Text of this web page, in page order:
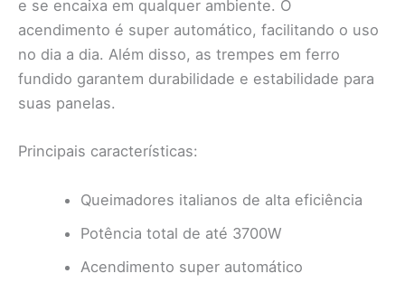
e se encaixa em qualquer ambiente. O
acendimento é super automático, facilitando o uso
no dia a dia. Além disso, as trempes em ferro
fundido garantem durabilidade e estabilidade para
suas panelas.
Principais características:
Queimadores italianos de alta eficiência
Potência total de até 3700W
Acendimento super automático